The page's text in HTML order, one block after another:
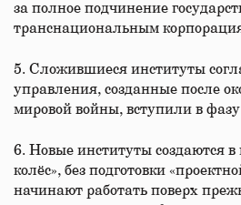
за полное подчинение
транснациональным
5. Сложившиеся институты
управления, созданные после
мировой войны, вступили в
6. Новые институты создаются в
колёс», без подготовки
начинают работать поверх